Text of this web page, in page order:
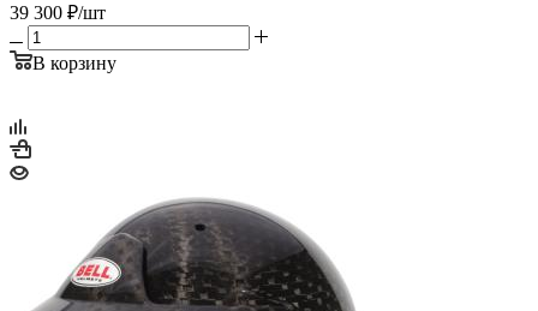
39 300 ₽/шт
В корзину